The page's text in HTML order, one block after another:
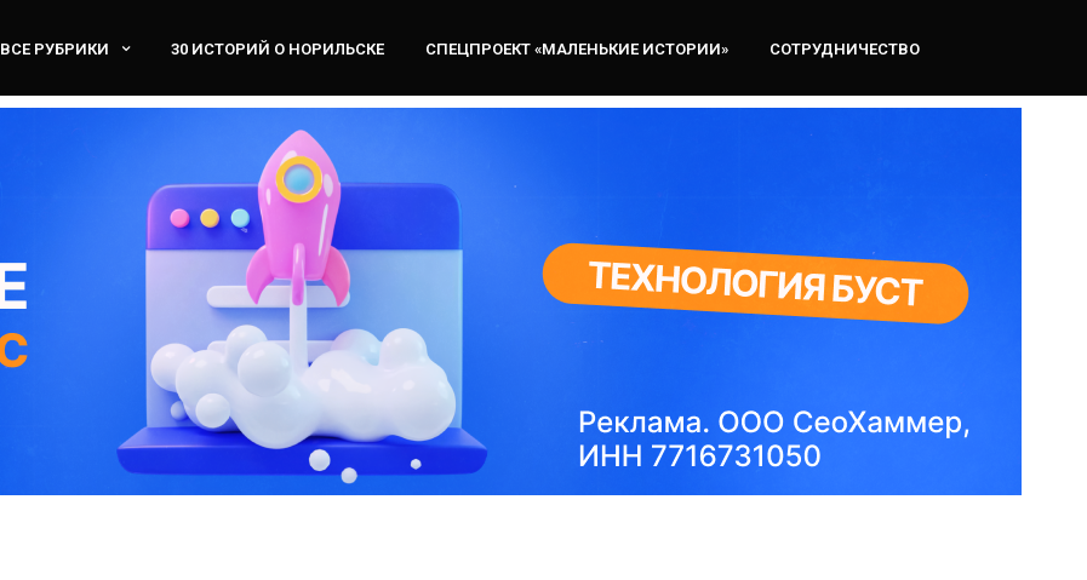
ВСЕ РУБРИКИ 30 ИСТОРИЙ О НОРИЛЬСКЕ СПЕЦПРОЕКТ «МАЛЕНЬКИЕ ИСТОРИИ» СОТРУДНИЧЕСТВО